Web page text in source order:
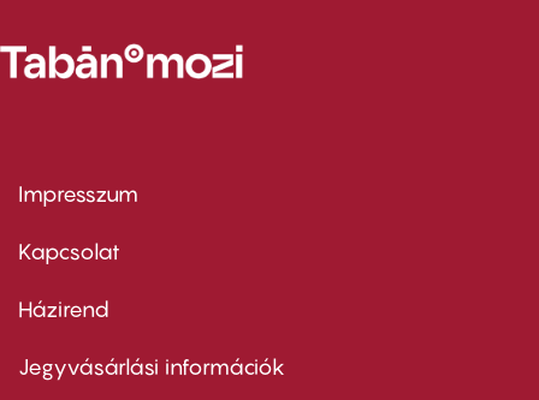
Footer
first
Impresszum
Kapcsolat
Footer
second
Házirend
Jegyvásárlási információk